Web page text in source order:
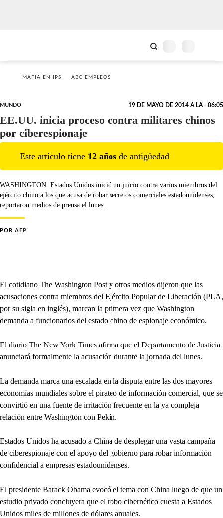
MAFIA EN IPS ABC EMPLEOS
MUNDO 19 DE MAYO DE 2014 A LA - 06:05
EE.UU. inicia proceso contra militares chinos
por ciberespionaje
Este artículo tiene 12 años de antigüedad
WASHINGTON. Estados Unidos inició un juicio contra varios miembros del
ejército chino a los que acusa de robar secretos comerciales estadounidenses,
reportaron medios de prensa el lunes.
POR AFP
El cotidiano The Washington Post y otros medios dijeron que las
acusaciones contra miembros del Ejército Popular de Liberación (PLA,
por su sigla en inglés), marcan la primera vez que Washington
demanda a funcionarios del estado chino de espionaje económico.
El diario The New York Times afirma que el Departamento de Justicia
anunciará formalmente la acusación durante la jornada del lunes.
La demanda marca una escalada en la disputa entre las dos mayores
economías mundiales sobre el pirateo de información comercial, que se
convirtió en una fuente de irritación frecuente en la ya compleja
relación entre Washington con Pekín.
Estados Unidos ha acusado a China de desplegar una vasta campaña
de ciberespionaje con el apoyo del gobierno para robar información
confidencial a empresas estadounidenses.
El presidente Barack Obama evocó el tema con China luego de que un
estudio privado concluyera que el robo cibernético cuesta a Estados
Unidos miles de millones de dólares anuales.